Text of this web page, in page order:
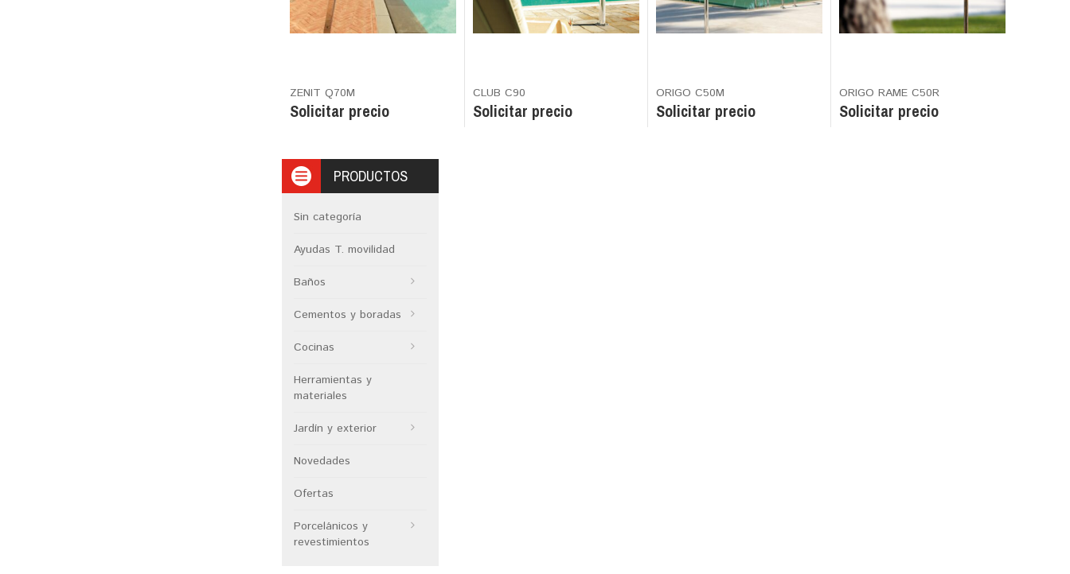
ZENIT Q70M
Solicitar precio
CLUB C90
Solicitar precio
ORIGO C50M
Solicitar precio
ORIGO RAME C50R
Solicitar precio
PRODUCTOS
Sin categoría
Ayudas T. movilidad
Baños
Cementos y boradas
Cocinas
Herramientas y
materiales
Jardín y exterior
Novedades
Ofertas
Porcelánicos y
revestimientos